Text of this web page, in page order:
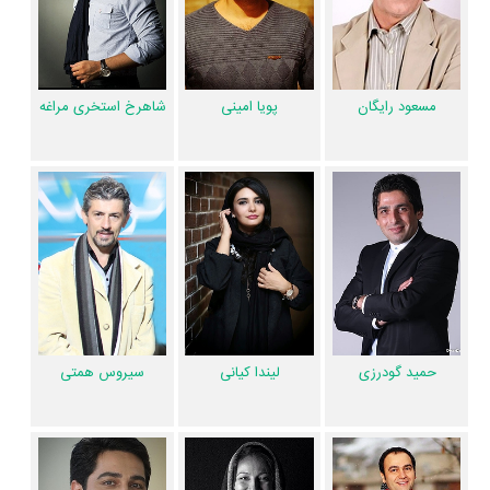
میزان فالوئرهای اینستاگرام 10 نفر از این هنرمندان به بیش از 6،754،392 نفر
می‌رسد.
عوامل سریال پاهای بی‌قرار
یک صفحه اختصاصی دارند.
اطلاعات سریال پاهای بی‌قرار
همچنین در بخش بررسی سریال پاهای بی‌قرار 1 نفر از میان مردم به نقد و
تحلیل خود از پاهای بی‌قرار پرداخته‌اند.
سریال پاهای بی‌قرار 16 عدد، گردآوری و درج شده است. همچنین تاکنون در
مسعود رایگان پویا امینی شاهرخ استخری مراغه
حمید گودرزی لیندا کیانی سیروس همتی